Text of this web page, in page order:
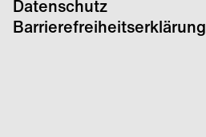
Datenschutz
Barrierefreiheitserklärung